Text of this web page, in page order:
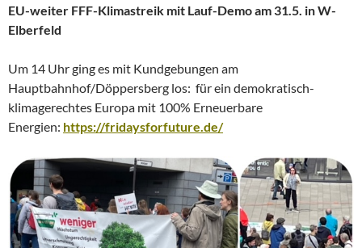
EU-weiter FFF-Klimastreik mit Lauf-Demo am 31.5. in W-
Elberfeld
Um 14 Uhr ging es mit Kundgebungen am
Hauptbahnhof/Döppersberg los: für ein demokratisch-
klimagerechtes Europa mit 100% Erneuerbare
Energien: https://fridaysforfuture.de/